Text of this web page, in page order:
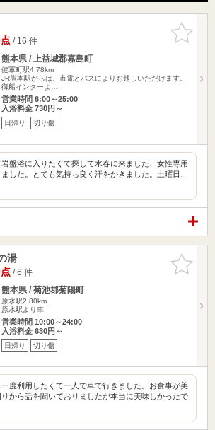
お気に入
りに追加
/ 16 件
熊本県 / 上益城郡嘉島町
健軍町駅4.78km
JR熊本駅からは、市電とバスによりお越しいただけます。
御船インターよ…
営業時間 6:00～25:00
入浴料金 730円～
日帰り 切り傷
盤浴に入りたくて探して水春に来ました、女性専用
した。とても気持ち良く汗をかきました。土曜日、
お気に入
りに追加
湯
/ 6 件
熊本県 / 菊池郡菊陽町
原水駅2.80km
原水駅より車
営業時間 10:00～24:00
入浴料金 630円～
日帰り 切り傷
一度利用したくて一人で車で行きました。お食事が美
から話を聞いておりましたが本当に美味しかったで